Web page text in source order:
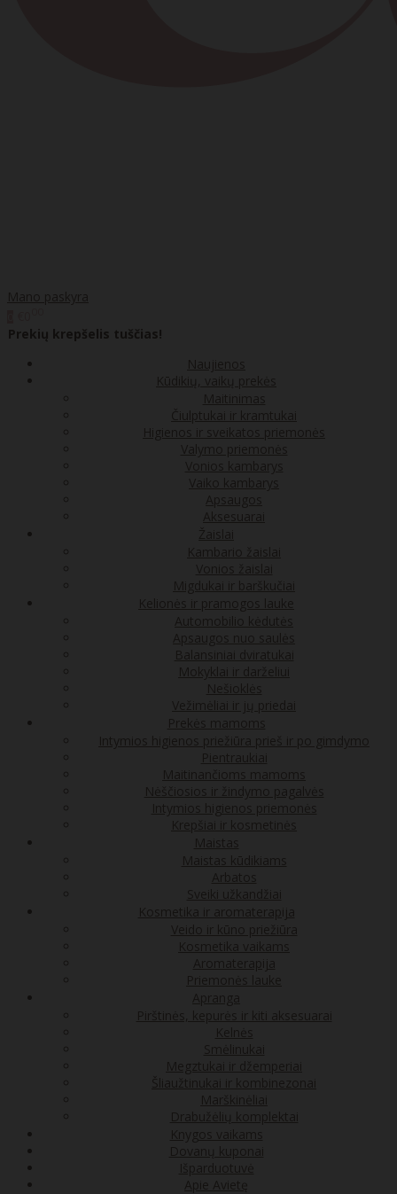
Mano paskyra
Prekių krepšelis tuščias!
Naujienos
Kūdikių, vaikų prekės
Maitinimas
Čiulptukai ir kramtukai
Higienos ir sveikatos priemonės
Valymo priemonės
Vonios kambarys
Vaiko kambarys
Apsaugos
Aksesuarai
Žaislai
Kambario žaislai
Vonios žaislai
Migdukai ir barškučiai
Kelionės ir pramogos lauke
Automobilio kėdutės
Apsaugos nuo saulės
Balansiniai dviratukai
Mokyklai ir darželiui
Nešioklės
Vežimėliai ir jų priedai
Prekės mamoms
Intymios higienos priežiūra prieš ir po gimdymo
Pientraukiai
Maitinančioms mamoms
Nėščiosios ir žindymo pagalvės
Intymios higienos priemonės
Krepšiai ir kosmetinės
Maistas
Maistas kūdikiams
Arbatos
Sveiki užkandžiai
Kosmetika ir aromaterapija
Veido ir kūno priežiūra
Kosmetika vaikams
Aromaterapija
Priemonės lauke
Apranga
Pirštinės, kepurės ir kiti aksesuarai
Kelnės
Smėlinukai
Megztukai ir džemperiai
Šliaužtinukai ir kombinezonai
Marškinėliai
Drabužėlių komplektai
Knygos vaikams
Dovanų kuponai
Išparduotuvė
Apie Avietę